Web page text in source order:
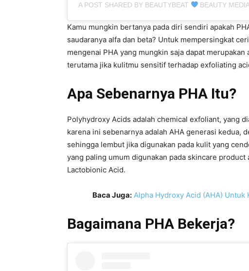
A POST SHARED BY BEAUTYBEAT BEAUTY
Kamu mungkin bertanya pada diri sendiri apakah
saudaranya alfa dan beta? Untuk mempersingkat
mengenai PHA yang mungkin saja dapat
terutama jika kulitmu sensitif terhadap exfoliating
Apa Sebenarnya PHA Itu?
Polyhydroxy Acids adalah chemical exfoliant, yang
karena ini sebenarnya adalah AHA generasi kedua,
sehingga lembut jika digunakan pada kulit yang
yang paling umum digunakan pada skincare
Lactobionic Acid.
Baca Juga: Alpha Hydroxy Acid (AHA) Untuk
Bagaimana PHA Bekerja?